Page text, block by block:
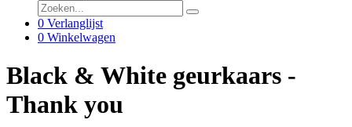
0 Verlanglijst
0 Winkelwagen
Black & White geurkaars -
Thank you